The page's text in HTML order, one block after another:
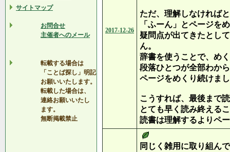
サイトマップ
お問合せ
主催者へのメール
転載する場合は
「ことば探し」明記
お願いいたします。
転載した場合は、
連絡お願いいたし
ます。
無断掲載禁止
2017-12-26
ただ、理解しなければ
「ふーん」とページを
疑問点が出てきたとし
ん。
辞書を使うことで、め
段落ひとつが全部わか
ページをめくり続けま
こうすれば、最後まで
とても早く読み終える
読書は理解するよりペ
同じく雑用に取り組ん